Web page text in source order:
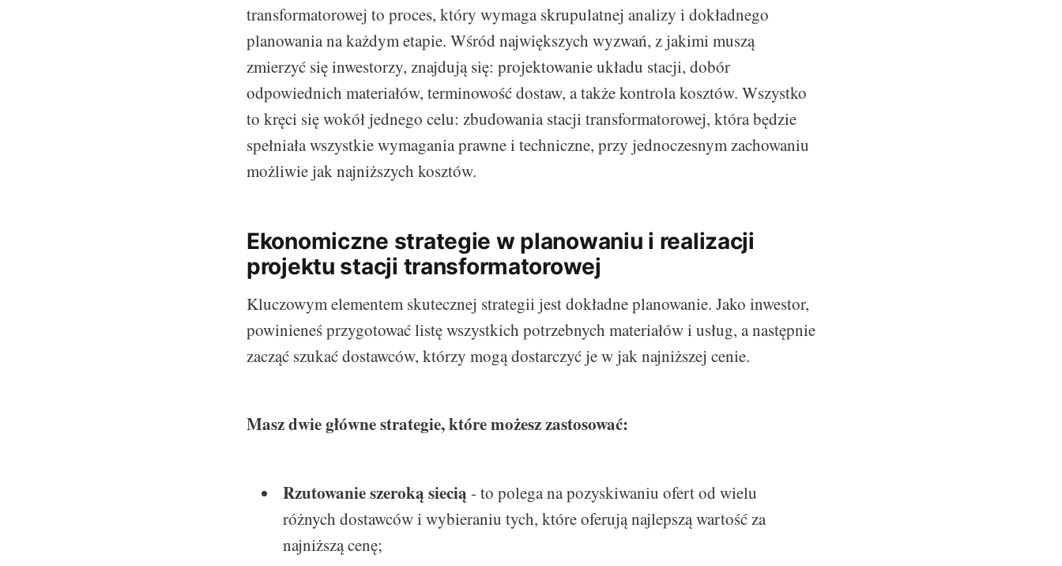
transformatorowej to proces, który wymaga skrupulatnej analizy i dokładnego
planowania na każdym etapie. Wśród największych wyzwań, z jakimi muszą
zmierzyć się inwestorzy, znajdują się: projektowanie układu stacji, dobór
odpowiednich materiałów, terminowość dostaw, a także kontrola kosztów. Wszystko
to kręci się wokół jednego celu: zbudowania stacji transformatorowej, która będzie
spełniała wszystkie wymagania prawne i techniczne, przy jednoczesnym zachowaniu
możliwie jak najniższych kosztów.
Ekonomiczne strategie w planowaniu i realizacji
projektu stacji transformatorowej
Kluczowym elementem skutecznej strategii jest dokładne planowanie. Jako inwestor,
powinieneś przygotować listę wszystkich potrzebnych materiałów i usług, a następnie
zacząć szukać dostawców, którzy mogą dostarczyć je w jak najniższej cenie.
Masz dwie główne strategie, które możesz zastosować:
Rzutowanie szeroką siecią - to polega na pozyskiwaniu ofert od wielu
różnych dostawców i wybieraniu tych, które oferują najlepszą wartość za
najniższą cenę;